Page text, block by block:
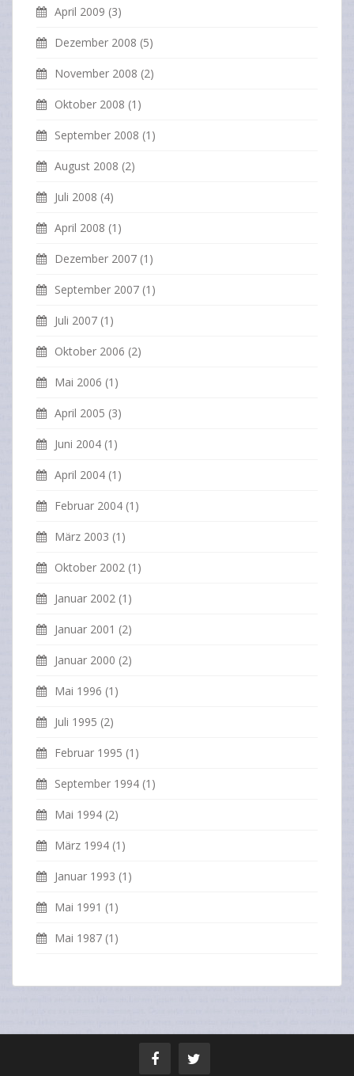
April 2009 (3)
Dezember 2008 (5)
November 2008 (2)
Oktober 2008 (1)
September 2008 (1)
August 2008 (2)
Juli 2008 (4)
April 2008 (1)
Dezember 2007 (1)
September 2007 (1)
Juli 2007 (1)
Oktober 2006 (2)
Mai 2006 (1)
April 2005 (3)
Juni 2004 (1)
April 2004 (1)
Februar 2004 (1)
März 2003 (1)
Oktober 2002 (1)
Januar 2002 (1)
Januar 2001 (2)
Januar 2000 (2)
Mai 1996 (1)
Juli 1995 (2)
Februar 1995 (1)
September 1994 (1)
Mai 1994 (2)
März 1994 (1)
Januar 1993 (1)
Mai 1991 (1)
Mai 1987 (1)